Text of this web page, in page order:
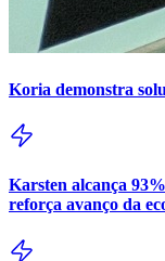
Koria demonstra
Karsten alcança
reforça avanço da